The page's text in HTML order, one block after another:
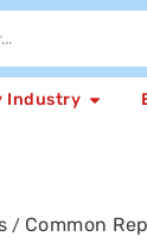
Industry
/ Common